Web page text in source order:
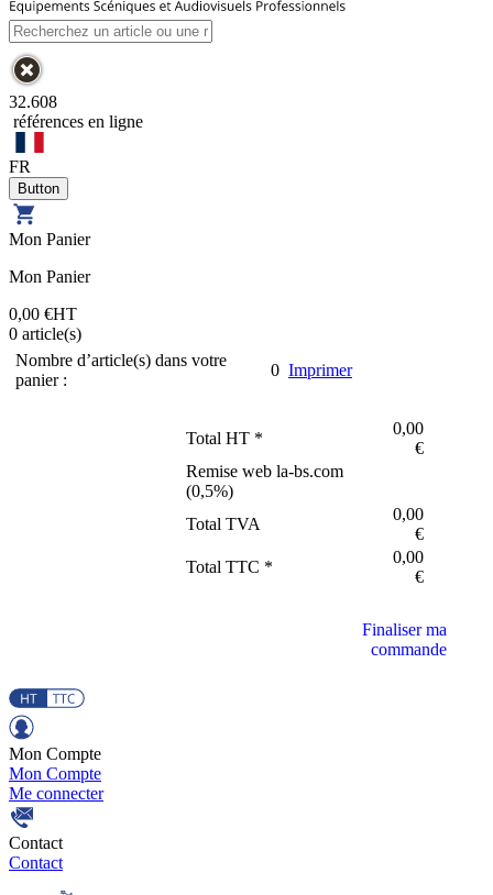
32.608
références en ligne
FR
Mon Panier
Mon Panier
0,00 €HT
0 article(s)
Nombre d’article(s) dans votre
panier :
0 Imprimer
Total HT *
0,00
€
Remise web la-bs.com
(0,5%)
Total TVA
0,00
€
Total TTC *
0,00
€
Finaliser ma
commande
Mon Compte
Mon Compte
Me connecter
Contact
Contact